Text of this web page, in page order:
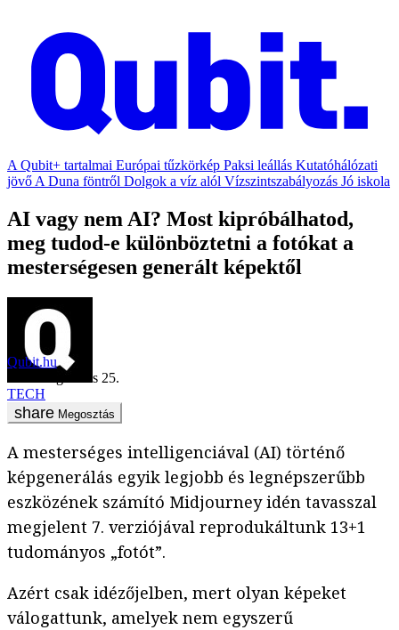
A Qubit+ tartalmai Európai tűzkörkép Paksi leállás Kutatóhálózati
jövő A Duna föntről Dolgok a víz alól Vízszintszabályozás Jó iskola
AI vagy nem AI? Most kipróbálhatod,
meg tudod-e különböztetni a fotókat a
mesterségesen generált képektől
Qubit.hu
2025. augusztus 25.
TECH
Megosztás
A mesterséges intelligenciával (AI) történő
képgenerálás egyik legjobb és legnépszerűbb
eszközének számító Midjourney idén tavasszal
megjelent 7. verziójával reprodukáltunk 13+1
tudományos „fotót”.
Azért csak idézőjelben, mert olyan képeket
válogattunk, amelyek nem egyszerű